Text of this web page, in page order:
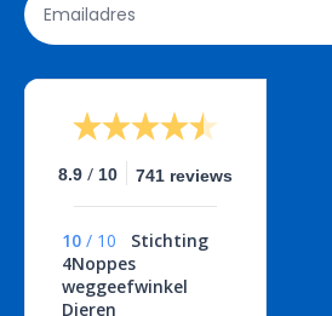
8.9 / 10 741 reviews
10 / 10
Stichting
4Noppes
weggeefwinkel
Dieren